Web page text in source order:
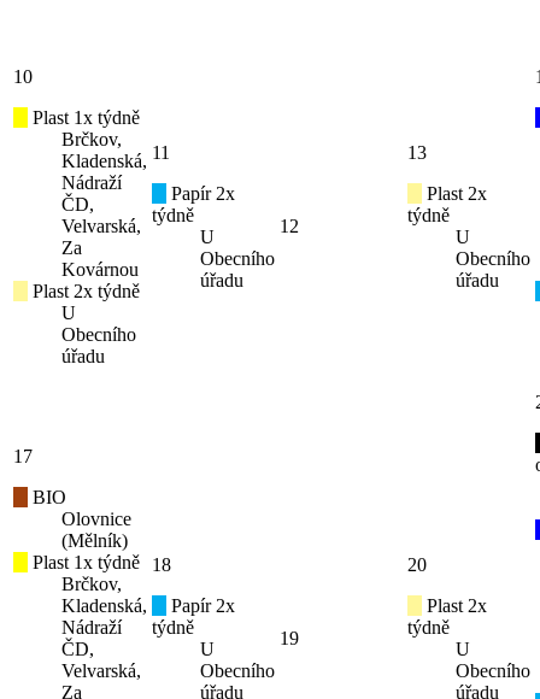
10
Plast 1x týdně
Brčkov,
Kladenská,
Nádraží
ČD,
Velvarská,
Za
Kovárnou
Plast 2x týdně
U
Obecního
úřadu
11
Papír 2x
týdně
U
Obecního
úřadu
12
13
Plast 2x
týdně
U
Obecního
úřadu
17
BIO
Olovnice
(Mělník)
Plast 1x týdně
Brčkov,
Kladenská,
Nádraží
ČD,
Velvarská,
Za
18
Papír 2x
týdně
U
Obecního
úřadu
19
20
Plast 2x
týdně
U
Obecního
úřadu